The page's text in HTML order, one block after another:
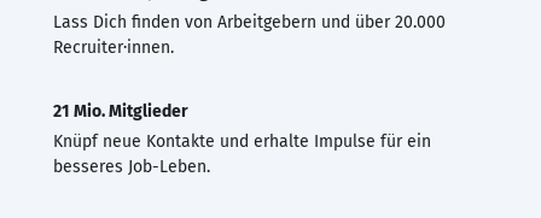
Lass Dich finden von Arbeitgebern und über 20.000
Recruiter·innen.
21 Mio. Mitglieder
Knüpf neue Kontakte und erhalte Impulse für ein
besseres Job-Leben.